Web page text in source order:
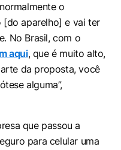
o
[do aparelho] e vai ter
No Brasil, com o
aqui, que é muito alto,
da proposta, você
alguma”,
que passou a
para celular uma